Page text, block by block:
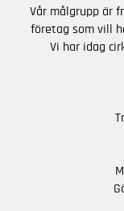
Vår målgrupp är
företag som vill
Vi har idag